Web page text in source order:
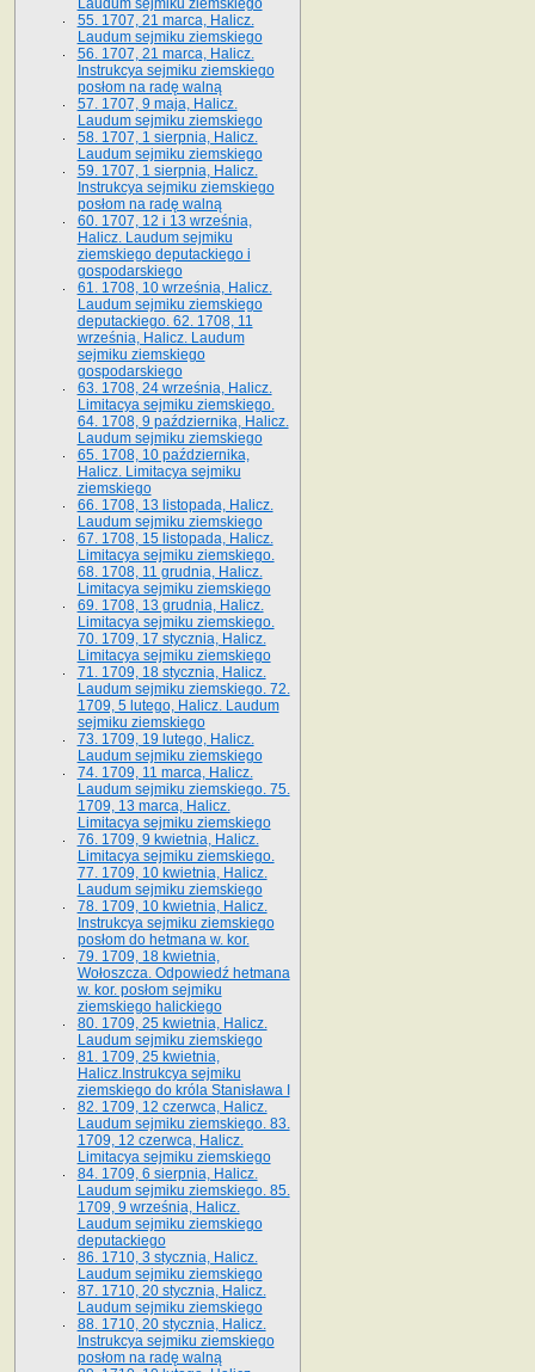
Laudum sejmiku ziemskiego
55. 1707, 21 marca, Halicz.
Laudum sejmiku ziemskiego
56. 1707, 21 marca, Halicz.
Instrukcya sejmiku ziemskiego
posłom na radę walną
57. 1707, 9 maja, Halicz.
Laudum sejmiku ziemskiego
58. 1707, 1 sierpnia, Halicz.
Laudum sejmiku ziemskiego
59. 1707, 1 sierpnia, Halicz.
Instrukcya sejmiku ziemskiego
posłom na radę walną
60. 1707, 12 i 13 września,
Halicz. Laudum sejmiku
ziemskiego deputackiego i
gospodarskiego
61. 1708, 10 września, Halicz.
Laudum sejmiku ziemskiego
deputackiego. 62. 1708, 11
września, Halicz. Laudum
sejmiku ziemskiego
gospodarskiego
63. 1708, 24 września, Halicz.
Limitacya sejmiku ziemskiego.
64. 1708, 9 października, Halicz.
Laudum sejmiku ziemskiego
65­. 1708, 10 października,
Halicz. Limitacya sejmiku
ziemskiego
66. 1708, 13 listopada, Halicz.
Laudum sejmiku ziemskiego
67. 1708, 15 listopada, Halicz.
Limitacya sejmiku ziemskiego.
68. 1708, 11 grudnia, Halicz.
Limitacya sejmiku ziemskiego
69. 1708, 13 grudnia, Halicz.
Limitacya sejmiku ziemskiego.
70. 1709, 17 stycznia, Halicz.
Limitacya sejmiku ziemskiego
71. 1709, 18 stycznia, Halicz.
Laudum sejmiku ziemskiego. 72.
1709, 5 lutego, Halicz. Laudum
sejmiku ziemskiego
73. 1709, 19 lutego, Halicz.
Laudum sejmiku ziemskiego
74. 1709, 11 marca, Halicz.
Laudum sejmiku ziemskiego. 75.
1709, 13 marca, Halicz.
Limitacya sejmiku ziemskiego
76. 1709, 9 kwietnia, Halicz.
Limitacya sejmiku ziemskiego.
77. 1709, 10 kwietnia, Halicz.
Laudum sejmiku ziemskiego
78. 1709, 10 kwietnia, Halicz.
Instrukcya sejmiku ziemskiego
posłom do hetmana w. kor.
79. 1709, 18 kwietnia,
Wołoszcza. Odpowiedź hetmana
w. kor. posłom sejmiku
ziemskiego halickiego
80. 1709, 25 kwietnia, Halicz.
Laudum sejmiku ziemskiego
81. 1709, 25 kwietnia,
Halicz.Instrukcya sejmiku
ziemskiego do króla Stanisława I
82. 1709, 12 czerwca, Halicz.
Laudum sejmiku ziemskiego. 83.
1709, 12 czerwca, Halicz.
Limitacya sejmiku ziemskiego
84. 1709, 6 sierpnia, Halicz.
Laudum sejmiku ziemskiego. 85.
1709, 9 września, Halicz.
Laudum sejmiku ziemskiego
deputackiego
86. 1710, 3 stycznia, Halicz.
Laudum sejmiku ziemskiego
87. 1710, 20 stycznia, Halicz.
Laudum sejmiku ziemskiego
88. 1710, 20 stycznia, Halicz.
Instrukcya sejmiku ziemskiego
posłom na radę walną